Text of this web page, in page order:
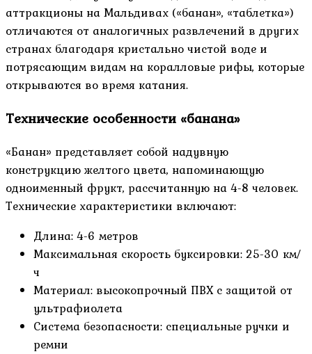
аттракционы на Мальдивах («банан», «таблетка»)
отличаются от аналогичных развлечений в других
странах благодаря кристально чистой воде и
потрясающим видам на коралловые рифы, которые
открываются во время катания.
Технические особенности «банана»
«Банан» представляет собой надувную
конструкцию желтого цвета, напоминающую
одноименный фрукт, рассчитанную на 4-8 человек.
Технические характеристики включают:
Длина: 4-6 метров
Максимальная скорость буксировки: 25-30 км/
ч
Материал: высокопрочный ПВХ с защитой от
ультрафиолета
Система безопасности: специальные ручки и
ремни